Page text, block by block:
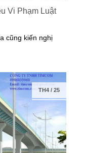
Vi Phạm Luật
cũng kiến nghị
TH4/ 25